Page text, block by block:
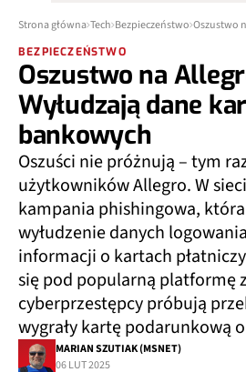
Strona główna Tech Bezpieczeństwo
BEZPIECZEŃSTWO
Oszustwo na
Wyłudzają dane
bankowych
Oszuści nie próżnują – tym
użytkowników Allegro. W
kampania phishingowa,
wyłudzenie danych
informacji o kartach
się pod popularną platformę
cyberprzestępcy próbują
wygrały kartę podarunkową
MARIAN SZUTIAK (MSNET)
06 LUT 2025